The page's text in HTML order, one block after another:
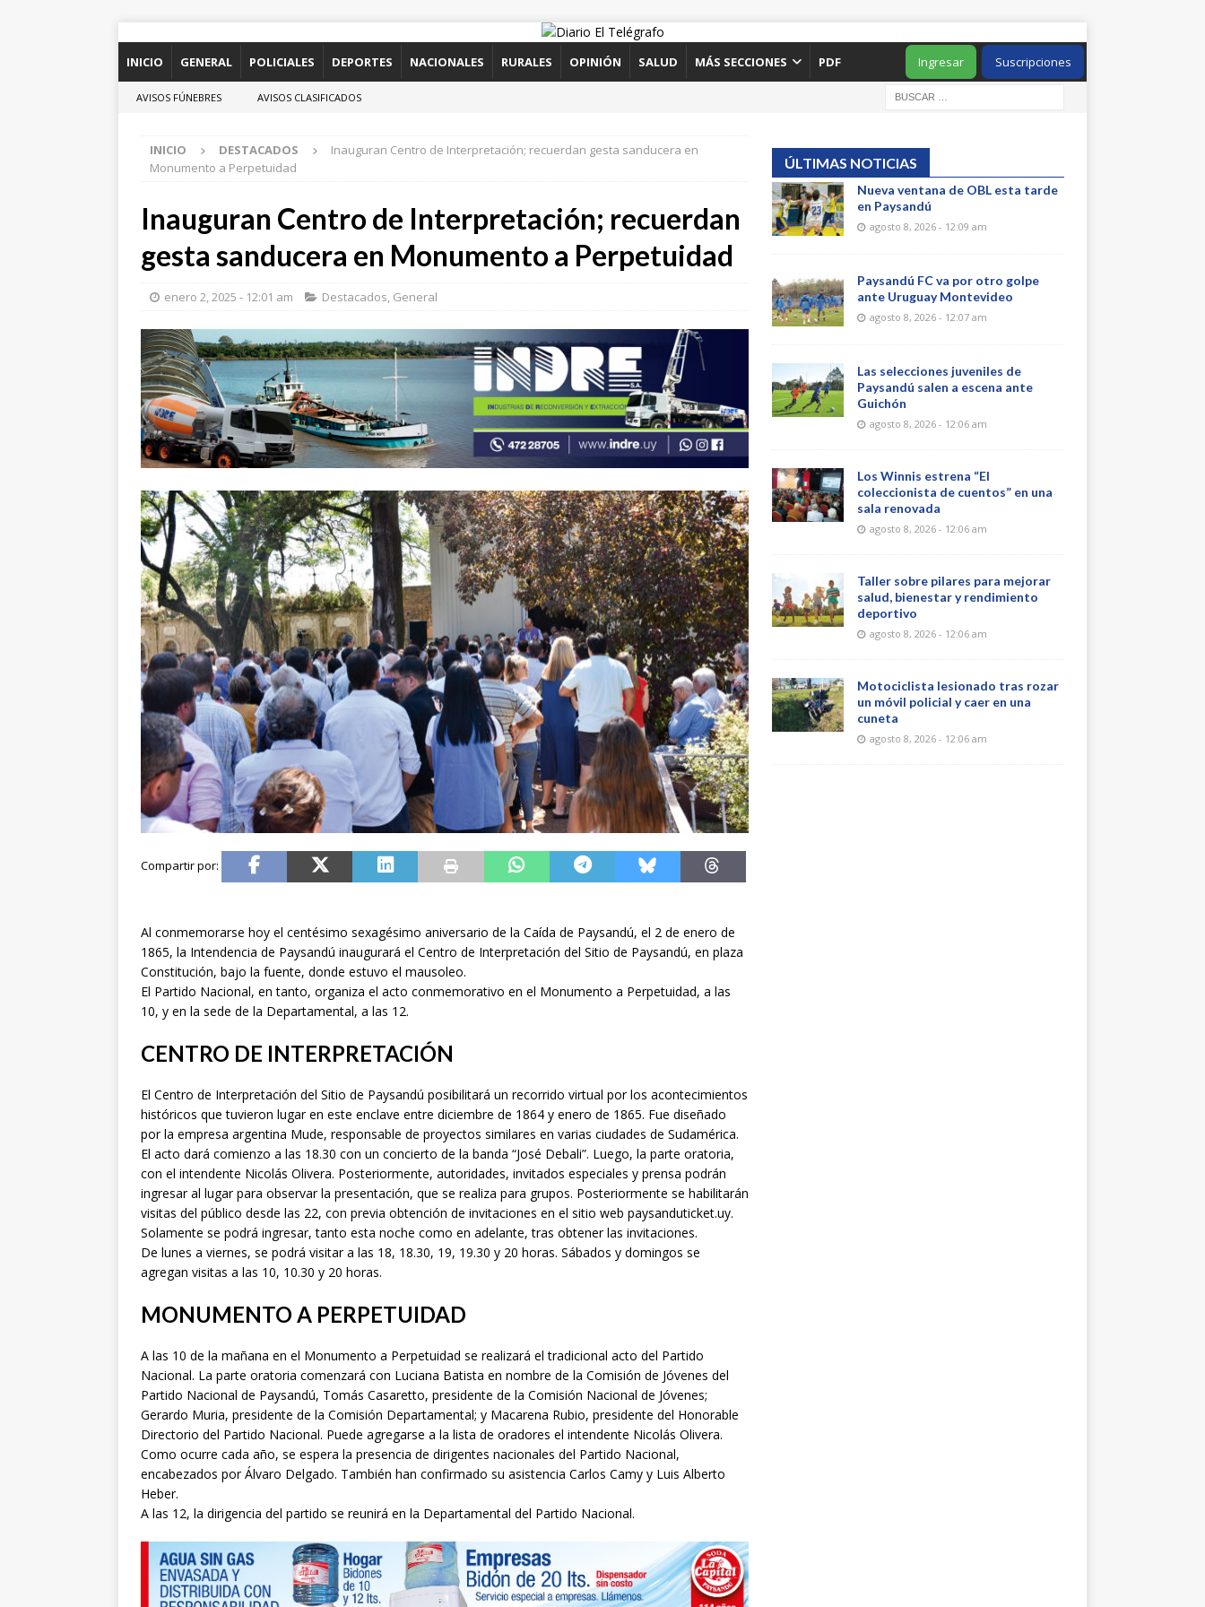
INICIO GENERAL POLICIALES DEPORTES NACIONALES RURALES OPINIÓN SALUD MÁS SECCIONES PDF Suscripciones
Ingresar
AVISOS FÚNEBRES AVISOS CLASIFICADOS
INICIO DESTACADOS
Inauguran Centro de Interpretación; recuerdan gesta sanducera en
Monumento a Perpetuidad
Inauguran Centro de Interpretación; recuerdan
gesta sanducera en Monumento a Perpetuidad
enero 2, 2025 - 12:01 am Destacados, General
Al conmemorarse hoy el centésimo sexagésimo aniversario de la Caída de Paysandú, el 2 de enero de
1865, la Intendencia de Paysandú inaugurará el Centro de Interpretación del Sitio de Paysandú, en plaza
Constitución, bajo la fuente, donde estuvo el mausoleo.
El Partido Nacional, en tanto, organiza el acto conmemorativo en el Monumento a Perpetuidad, a las
10, y en la sede de la Departamental, a las 12.
CENTRO DE INTERPRETACIÓN
El Centro de Interpretación del Sitio de Paysandú posibilitará un recorrido virtual por los acontecimientos
históricos que tuvieron lugar en este enclave entre diciembre de 1864 y enero de 1865. Fue diseñado
por la empresa argentina Mude, responsable de proyectos similares en varias ciudades de Sudamérica.
El acto dará comienzo a las 18.30 con un concierto de la banda “José Debali”. Luego, la parte oratoria,
con el intendente Nicolás Olivera. Posteriormente, autoridades, invitados especiales y prensa podrán
ingresar al lugar para observar la presentación, que se realiza para grupos. Posteriormente se habilitarán
visitas del público desde las 22, con previa obtención de invitaciones en el sitio web paysanduticket.uy.
Solamente se podrá ingresar, tanto esta noche como en adelante, tras obtener las invitaciones.
De lunes a viernes, se podrá visitar a las 18, 18.30, 19, 19.30 y 20 horas. Sábados y domingos se
agregan visitas a las 10, 10.30 y 20 horas.
MONUMENTO A PERPETUIDAD
A las 10 de la mañana en el Monumento a Perpetuidad se realizará el tradicional acto del Partido
Nacional. La parte oratoria comenzará con Luciana Batista en nombre de la Comisión de Jóvenes del
Partido Nacional de Paysandú, Tomás Casaretto, presidente de la Comisión Nacional de Jóvenes;
Gerardo Muria, presidente de la Comisión Departamental; y Macarena Rubio, presidente del Honorable
Directorio del Partido Nacional. Puede agregarse a la lista de oradores el intendente Nicolás Olivera.
Como ocurre cada año, se espera la presencia de dirigentes nacionales del Partido Nacional,
encabezados por Álvaro Delgado. También han confirmado su asistencia Carlos Camy y Luis Alberto
Heber.
A las 12, la dirigencia del partido se reunirá en la Departamental del Partido Nacional.
ÚLTIMAS NOTICIAS
Nueva ventana de OBL esta tarde
en Paysandú
agosto 8, 2026 - 12:09 am
Paysandú FC va por otro golpe
ante Uruguay Montevideo
agosto 8, 2026 - 12:07 am
Las selecciones juveniles de
Paysandú salen a escena ante
Guichón
agosto 8, 2026 - 12:06 am
Los Winnis estrena “El
coleccionista de cuentos” en una
sala renovada
agosto 8, 2026 - 12:06 am
Taller sobre pilares para mejorar
salud, bienestar y rendimiento
deportivo
agosto 8, 2026 - 12:06 am
Motociclista lesionado tras rozar
un móvil policial y caer en una
cuneta
agosto 8, 2026 - 12:06 am